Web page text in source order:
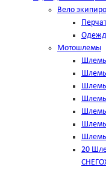
Вело
Мотошлемы
Шлемы
Шлемы
Шлемы
Шлемы
Шлемы
Шлемы
20